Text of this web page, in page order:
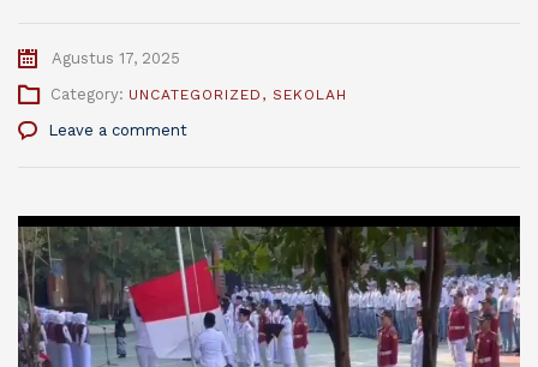
Agustus 17, 2025
Category: UNCATEGORIZED , SEKOLAH
Leave a comment